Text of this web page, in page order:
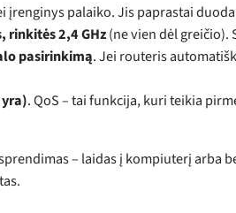
įrenginys palaiko. Jis paprastai
rinkitės 2,4 GHz(ne vien dėl
pasirinkimą. Jei routeris
. QoS – tai funkcija, kuri teikia
– laidas į kompiuterį arba